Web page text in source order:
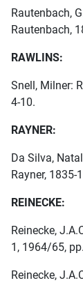
Rautenbach,
Rautenbach,
RAWLINS:
Snell, Milner:
4-10.
RAYNER:
Da Silva,
Rayner,
REINECKE:
Reinecke,
1, 1964/65,
Reinecke,